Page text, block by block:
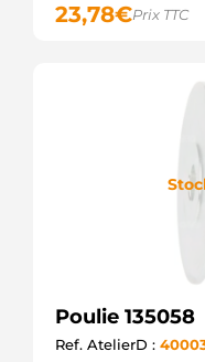
23,78€Prix TTC
Poulie 135058
Ref. AtelierD :